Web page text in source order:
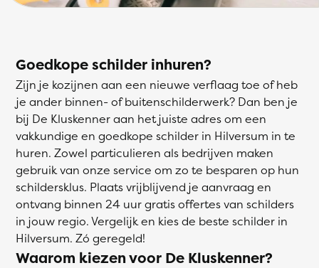
Goedkope schilder inhuren?
Zijn je kozijnen aan een nieuwe verflaag toe of heb
je ander binnen- of buitenschilderwerk? Dan ben je
bij De Kluskenner aan het juiste adres om een
vakkundige en goedkope schilder in Hilversum in te
huren. Zowel particulieren als bedrijven maken
gebruik van onze service om zo te besparen op hun
schildersklus. Plaats vrijblijvend je aanvraag en
ontvang binnen 24 uur gratis offertes van schilders
in jouw regio. Vergelijk en kies de beste schilder in
Hilversum. Zó geregeld!
Waarom kiezen voor De Kluskenner?